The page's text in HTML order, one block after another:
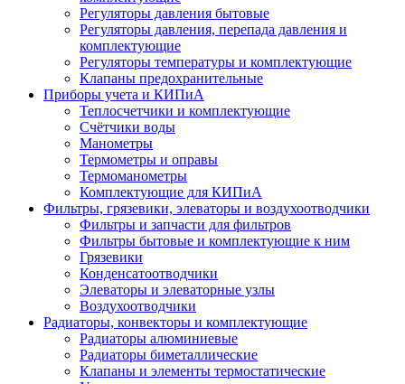
Регуляторы давления бытовые
Регуляторы давления, перепада давления и
комплектующие
Регуляторы температуры и комплектующие
Клапаны предохранительные
Приборы учета и КИПиА
Теплосчетчики и комплектующие
Счётчики воды
Манометры
Термометры и оправы
Термоманометры
Комплектующие для КИПиА
Фильтры, грязевики, элеваторы и воздухоотводчики
Фильтры и запчасти для фильтров
Фильтры бытовые и комплектующие к ним
Грязевики
Конденсатоотводчики
Элеваторы и элеваторные узлы
Воздухоотводчики
Радиаторы, конвекторы и комплектующие
Радиаторы алюминиевые
Радиаторы биметаллические
Клапаны и элементы термостатические